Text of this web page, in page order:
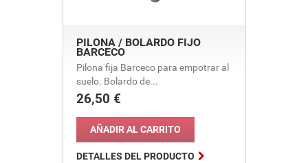
PILONA / BOLARDO FIJO
BARCECO
Pilona fija Barceco para empotrar al
suelo. Bolardo de...
Precio
26,50 €

AÑADIR AL CARRITO
DETALLES DEL PRODUCTO